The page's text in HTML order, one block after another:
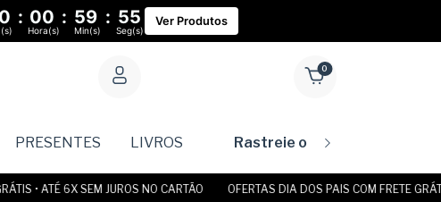
ATÉ 6X SEM JUROS NO CARTÃO OFERTAS DIA DOS PAIS COM FRETE GRÁTIS •
: 00 : 59 : 54
Hora(s) Min(s) Seg(s)
Ver Produtos
0
PRESENTES LIVROS Rastreie o seu pedido